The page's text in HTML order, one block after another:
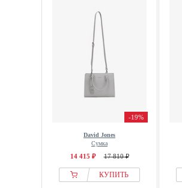
-19%
David Jones
Сумка
14 415 ₽ 17 810 ₽
КУПИТЬ